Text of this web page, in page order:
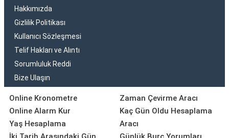
Hakkımızda
Gizlilik Politikası
Kullanıcı Sözleşmesi
Telif Hakları ve Alıntı
Sorumluluk Reddi
Bize Ulaşın
Online Kronometre
Online Alarm Kur
Yaş Hesaplama
Zaman Çevirme Aracı
Kaç Gün Oldu Hesaplama
Aracı